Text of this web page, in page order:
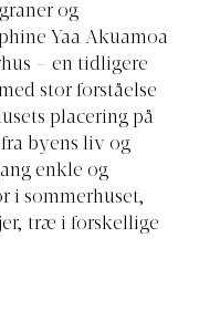
og
Yaa Akuamoa
– en tidligere
stor forståelse
placering på
byens liv og
enkle og
i sommerhuset,
træ i forskellige